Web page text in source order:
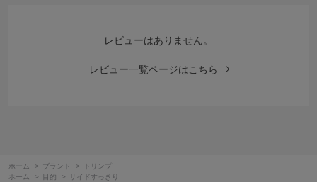
レビューはありません。
レビュー一覧ページはこちら
ホーム > ブランド >
トリンプ
ホーム
> 目的 >
サイドすっきり